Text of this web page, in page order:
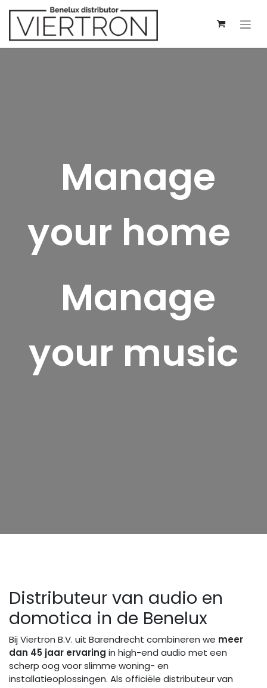
Skip to Content
Manage
your home
Manage
your music
Distributeur van audio en
domotica in de Benelux
Bij Viertron B.V. uit Barendrecht combineren we meer
dan 45 jaar ervaring in high-end audio met een
scherp oog voor slimme woning- en
installatieoplossingen. Als officiële distributeur van